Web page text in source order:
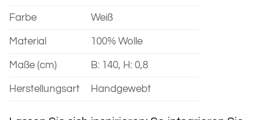
Farbe Weiß
Material 100% Wolle
Maße (cm) B: 140, H: 0,8
Herstellungsart Handgewebt